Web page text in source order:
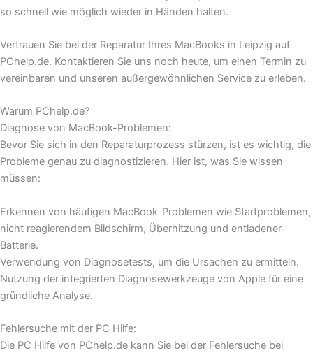
so schnell wie möglich wieder in Händen halten.
Vertrauen Sie bei der Reparatur Ihres MacBooks in Leipzig auf
PChelp.de. Kontaktieren Sie uns noch heute, um einen Termin zu
vereinbaren und unseren außergewöhnlichen Service zu erleben.
Warum PChelp.de?
Diagnose von MacBook-Problemen:
Bevor Sie sich in den Reparaturprozess stürzen, ist es wichtig, die
Probleme genau zu diagnostizieren. Hier ist, was Sie wissen
müssen:
Erkennen von häufigen MacBook-Problemen wie Startproblemen,
nicht reagierendem Bildschirm, Überhitzung und entladener
Batterie.
Verwendung von Diagnosetests, um die Ursachen zu ermitteln.
Nutzung der integrierten Diagnosewerkzeuge von Apple für eine
gründliche Analyse.
Fehlersuche mit der PC Hilfe:
Die PC Hilfe von PChelp.de kann Sie bei der Fehlersuche bei